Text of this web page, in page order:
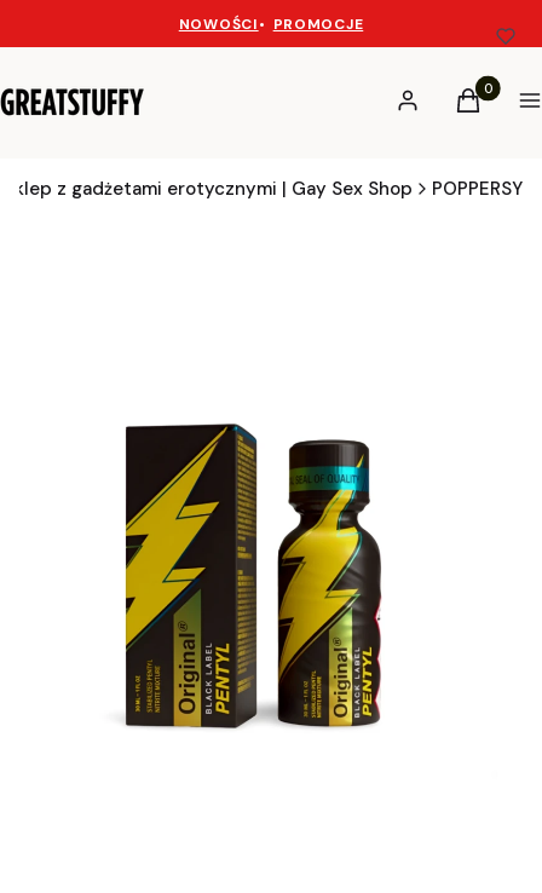
NOWOŚCI• PROMOCJE
Zaloguj sięProdukty
Koszyk
Sklep z gadżetami erotycznymi | Gay Sex Shop POPPERSY